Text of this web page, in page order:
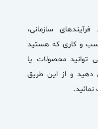
سازمانی،
و کاری که هستید
محصولات یا
دهید و از این طریق